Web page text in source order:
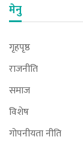
मेनु
गृहपृष्ठ
राजनीति
समाज
विशेष
गोपनीयता नीति